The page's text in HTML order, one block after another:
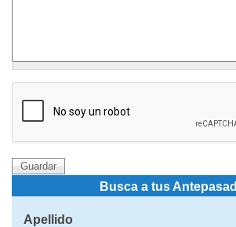
Busca a tus
Apellido